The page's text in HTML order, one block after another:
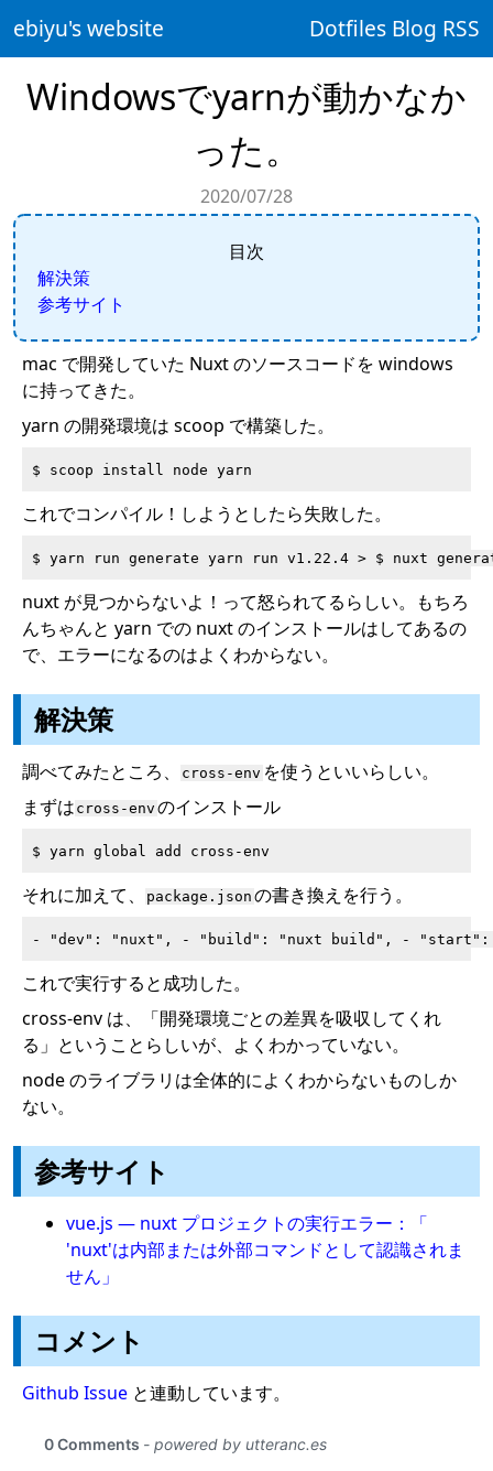
ebiyu's website Dotfiles Blog RSS
Windowsでyarnが動かなか
った。
2020/07/28
目次
解決策
参考サイト
mac で開発していた Nuxt のソースコードを windows
に持ってきた。
yarn の開発環境は scoop で構築した。
これでコンパイル！しようとしたら失敗した。
nuxt が見つからないよ！って怒られてるらしい。もちろ
んちゃんと yarn での nuxt のインストールはしてあるの
で、エラーになるのはよくわからない。
解決策
調べてみたところ、 cross-env を使うといいらしい。
まずは cross-env のインストール
それに加えて、 package.json の書き換えを行う。
これで実行すると成功した。
cross-env は、「開発環境ごとの差異を吸収してくれ
る」ということらしいが、よくわかっていない。
node のライブラリは全体的によくわからないものしか
ない。
参考サイト
vue.js — nuxt プロジェクトの実行エラー：「
'nuxt'は内部または外部コマンドとして認識されま
せん」
コメント
Github Issue と連動しています。